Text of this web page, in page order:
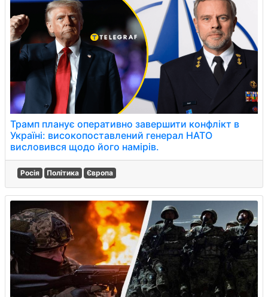
Трамп планує оперативно завершити конфлікт в
Україні: високопоставлений генерал НАТО
висловився щодо його намірів.
Росія Політика Європа